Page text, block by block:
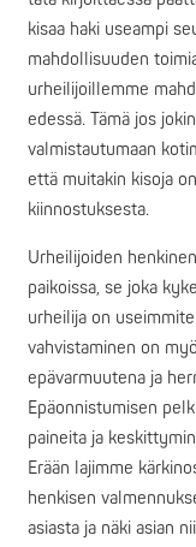
kisaa haki useampi
mahdollisuuden
urheilijoillemme
edessä. Tämä jos
valmistautumaan
että muitakin kisoja
kiinnostuksesta.
Urheilijoiden
paikoissa, se joka
urheilija on
vahvistaminen on
epävarmuutena ja
Epäonnistumisen
paineita ja
Erään lajimme
henkisen
asiasta ja näki asian